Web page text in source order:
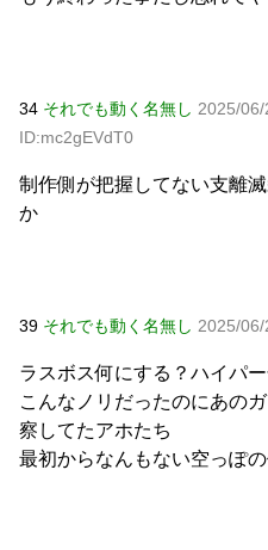
34 それでも動く名無し 2025/
ID:mc2gEVdT0
制作側が把握してない支離
か
39 それでも動く名無し 2025/
ラスボス何にする？ハイパ
こんなノリだったのにあの
察してたアホたち
最初からなんもない空っぽ